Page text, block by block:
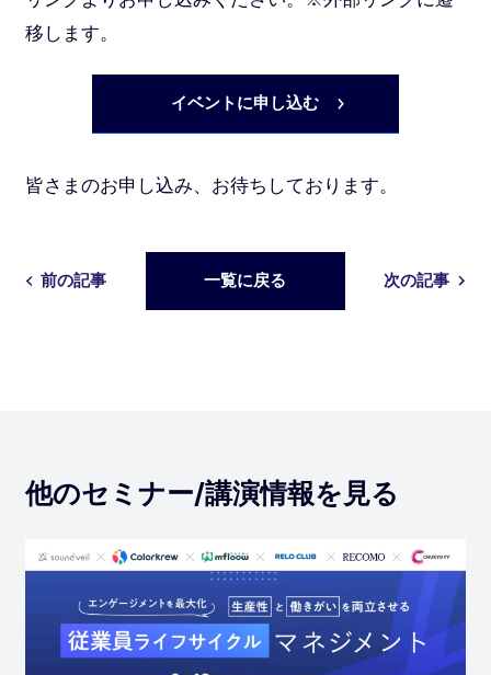
移します。
イベントに申し込む
皆さまのお申し込み、お待ちしております。
前の記事 一覧に戻る 次の記事
他のセミナー/講演情報を見る